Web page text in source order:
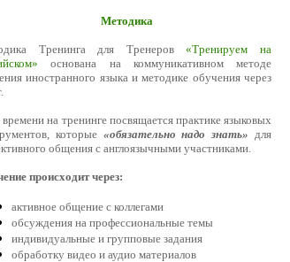
Методика
Тренинга для Тренеров«Тренируем на
основана на коммуникативном методе
иностранного языка и методике обучения через
времени на тренинге посвящается практике языковых
которые «обязательно надо знать» для
общения с англоязычными участниками.
происходит через:
активное общение с коллегами
обсуждения на профессиональные темы
индивидуальные и групповые задания
обработку видео и аудио материалов